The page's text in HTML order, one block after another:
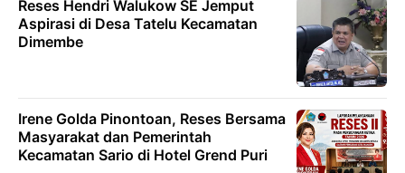
Reses Hendri Walukow SE Jemput
Aspirasi di Desa Tatelu Kecamatan
Dimembe
Irene Golda Pinontoan, Reses Bersama
Masyarakat dan Pemerintah
Kecamatan Sario di Hotel Grend Puri